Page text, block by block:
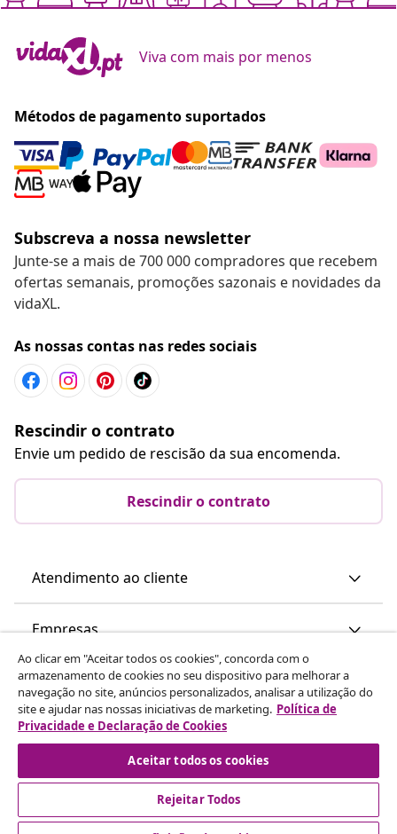
Viva com mais por menos
Métodos de pagamento suportados
Subscreva a nossa newsletter
Junte-se a mais de 700 000 compradores que recebem
ofertas semanais, promoções sazonais e novidades da
vidaXL.
As nossas contas nas redes sociais
Rescindir o contrato
Envie um pedido de rescisão da sua encomenda.
Rescindir o contrato
Atendimento ao cliente
Empresas
vidaXL
Descubra mais
Ao clicar em "Aceitar todos os cookies", concorda com o
armazenamento de cookies no seu dispositivo para melhorar a
navegação no site, anúncios personalizados, analisar a utilização do
site e ajudar nas nossas iniciativas de marketing. Política de
Privacidade e Declaração de Cookies
Aceitar todos os cookies
Rejeitar Todos